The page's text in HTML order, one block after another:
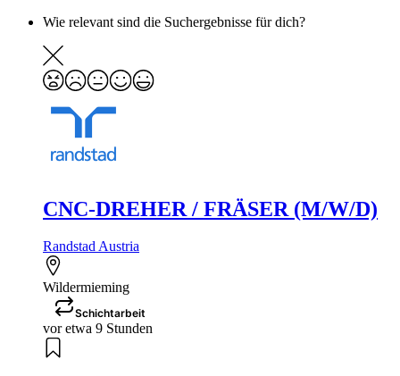
Wie relevant sind die Suchergebnisse für dich?
CNC-DREHER / FRÄSER (M/W/D)
Randstad Austria
Wildermieming
Schichtarbeit
vor etwa 9 Stunden